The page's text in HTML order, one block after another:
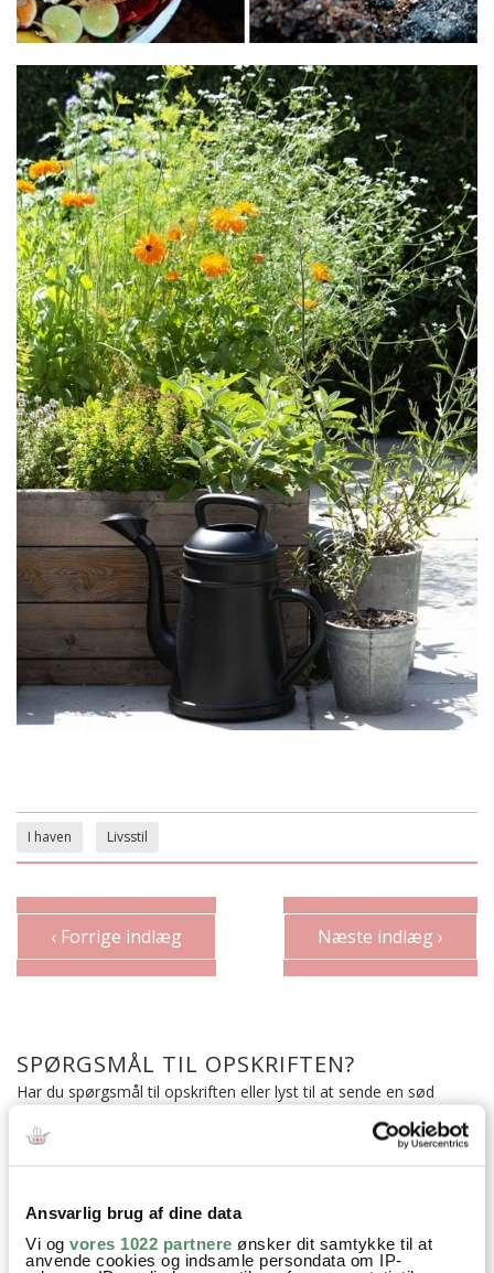
Ansvarlig brug af dine data
Vi og vores 1022 partnere ønsker dit samtykke til at
anvende cookies og indsamle persondata om IP-
I haven Livsstil
‹ Forrige indlæg Næste indlæg ›
SPØRGSMÅL TIL OPSKRIFTEN?
Har du spørgsmål til opskriften eller lyst til at sende en sød
Du kan måske finde svaret på dit spørgsmål i kommentarfeltet,
hvis det allerede er stillet og besvaret - eller du kan kigge på